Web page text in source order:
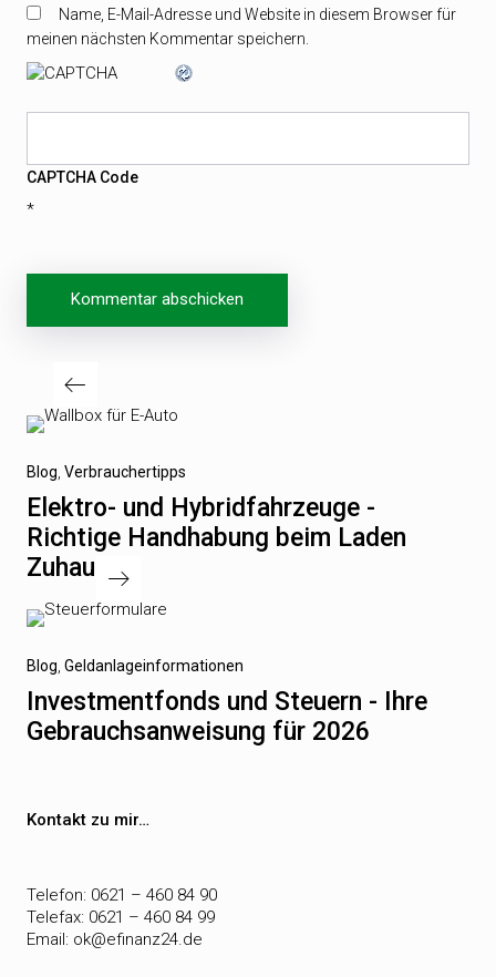
Name, E-Mail-Adresse und Website in diesem Browser für
meinen nächsten Kommentar speichern.
CAPTCHA Code
*
Beitragsnavigation
Vorheriger
Beitrag
Blog Verbrauchertipps
Elektro- und Hybridfahrzeuge -
Richtige Handhabung beim Laden
Zuhause
Nächster
Beitrag
Blog Geldanlageinformationen
Investmentfonds und Steuern - Ihre
Gebrauchsanweisung für 2026
Kontakt zu mir…
Telefon: 0621 – 460 84 90
Telefax: 0621 – 460 84 99
Email: ok@efinanz24.de